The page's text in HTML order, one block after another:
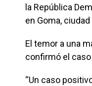
la República
en Goma,
El temor a una
confirmó el
“Un caso